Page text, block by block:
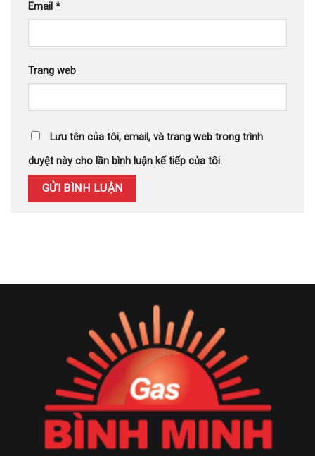
Email *
Trang web
Lưu tên của tôi, email, và trang web trong trình
duyệt này cho lần bình luận kế tiếp của tôi.